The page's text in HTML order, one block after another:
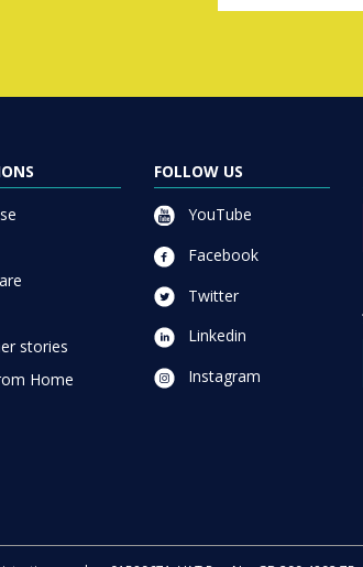
stories
Home
FOLLOW US
YouTube
Facebook
Twitter
Linkedin
Instagram